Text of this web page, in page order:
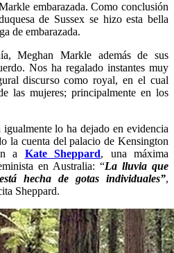
embarazada. Como conclusión
de Sussex se hizo esta bella
de embarazada.
Meghan Markle además de sus
Nos ha regalado instantes muy
discurso como royal, en el cual
las mujeres; principalmente en los
lo ha dejado en evidencia
la cuenta del palacio de Kensington
a Kate Sheppard, una máxima
en Australia: “La lluvia que
hecha de gotas individuales”,
Sheppard.